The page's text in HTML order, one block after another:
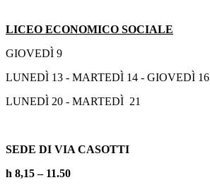
LICEO ECONOMICO SOCIALE
GIOVEDÌ 9
LUNEDÌ 13 - MARTEDÌ 14 - GIOVEDÌ 16
LUNEDÌ 20 - MARTEDÌ 21
SEDE DI VIA CASOTTI
h 8,15 – 11.50